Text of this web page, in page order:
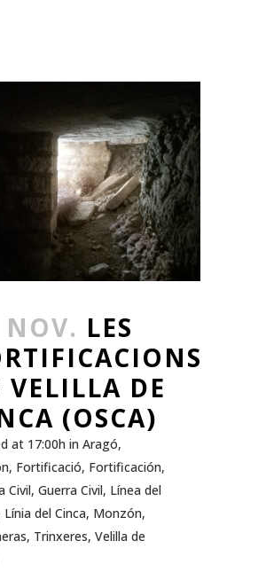
LES
VELILLA DE
(OSCA)
at 17:00h in Aragó,
, Fortificació, Fortificación,
Civil, Guerra Civil, Línea del
Línia del Cinca, Monzón,
, Trinxeres, Velilla de